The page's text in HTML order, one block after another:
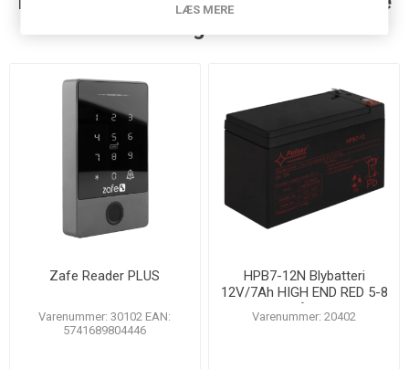
Zafe Reader PLUS
Varenummer: 30102 EAN:
5741689804446
HPB7-12N Blybatteri
12V/7Ah HIGH END RED 5-8
år
Varenummer: 20402
LÆS MERE